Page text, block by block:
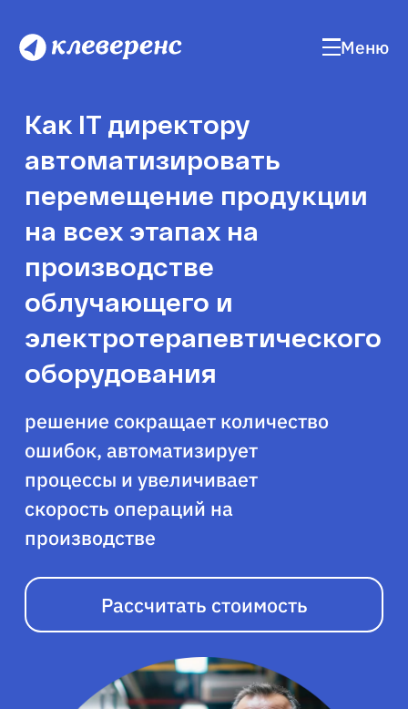
Меню
Как IT директору
автоматизировать
перемещение продукции
на всех этапах на
производстве
облучающего и
электротерапевтического
оборудования
решение сокращает количество
ошибок, автоматизирует
процессы и увеличивает
скорость операций на
производстве
Рассчитать стоимость